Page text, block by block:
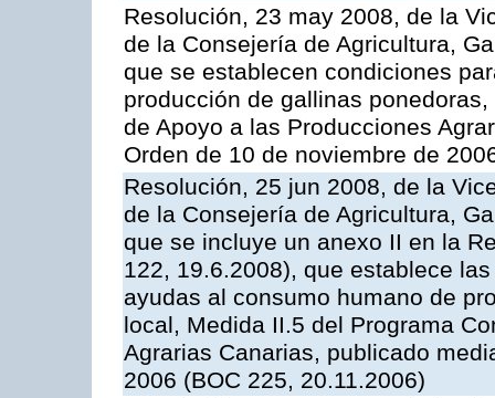
Resolución, 23 may 2008, de la
de la Consejería de Agricultura,
que se establecen condiciones
producción de gallinas
de Apoyo a las Producciones
Orden de 10 de noviembre de
Resolución, 25 jun 2008, de la
de la Consejería de Agricultura,
que se incluye un anexo II en la
122, 19.6.2008), que establece
ayudas al consumo humano de
local, Medida II.5 del Programa
Agrarias Canarias, publicado
2006 (BOC 225, 20.11.2006)